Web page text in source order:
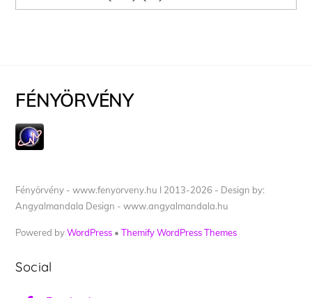
FÉNYÖRVÉNY
Fényörvény - www.fenyorveny.hu I 2013-2026 - Design by:
Angyalmandala Design - www.angyalmandala.hu
Powered byWordPress •Themify WordPress Themes
Social